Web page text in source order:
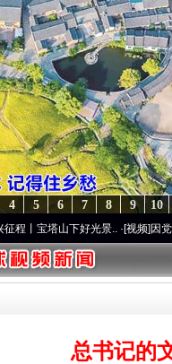
10
9
8
7
6
5
4
山下好光景..·[视频]因党而生 为党
总书记的